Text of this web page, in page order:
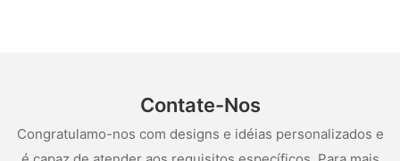
Contate-Nos
Congratulamo-nos com designs e idéias personalizados e